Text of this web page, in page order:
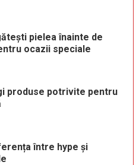
pielea înainte de
ocazii speciale
produse potrivite pentru
între hype și